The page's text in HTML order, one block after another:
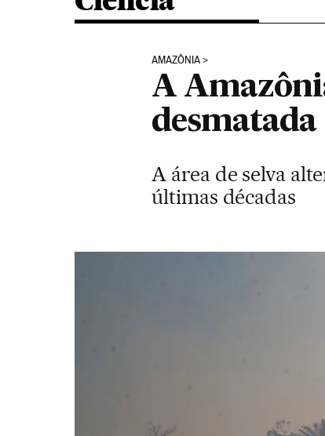
AMAZÔNIA
A
desmatada
A área de selva
últimas décadas